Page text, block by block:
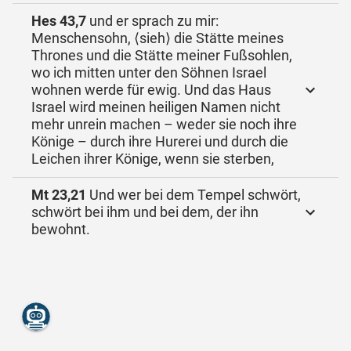
Hes 43,7 und er sprach zu mir:
Menschensohn, ⟨sieh⟩ die Stätte meines
Thrones und die Stätte meiner Fußsohlen,
wo ich mitten unter den Söhnen Israel
wohnen werde für ewig. Und das Haus
Israel wird meinen heiligen Namen nicht
mehr unrein machen – weder sie noch ihre
Könige – durch ihre Hurerei und durch die
Leichen ihrer Könige, wenn sie sterben,
Mt 23,21 Und wer bei dem Tempel schwört,
schwört bei ihm und bei dem, der ihn
bewohnt.